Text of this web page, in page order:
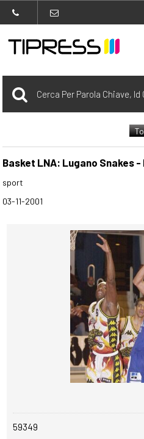
0
Basket LNA: Lugano Snakes -
sport
03-11-2001
59349